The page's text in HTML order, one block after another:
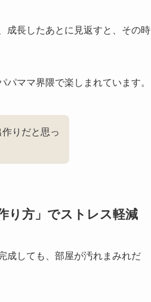
成長したあとに見返すと、その時
ママ界隈で楽しまれています。
りだと思っ
り方」でストレス軽減
成しても、部屋が汚れまみれだ